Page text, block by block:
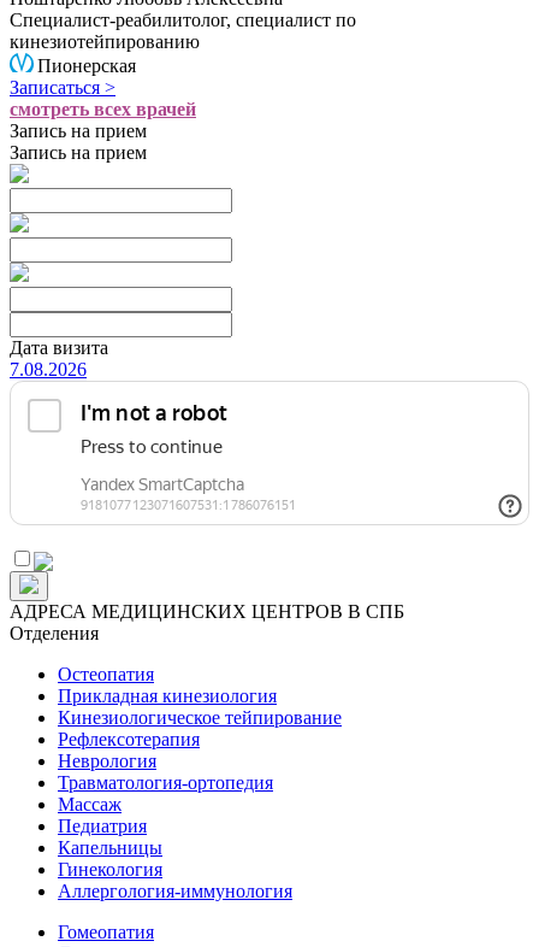
Специалист-реабилитолог, специалист по
кинезиотейпированию
Пионерская
Записаться >
смотреть всех врачей
Запись на прием
Запись на прием
Дата визита
7.08.2026
АДРЕСА МЕДИЦИНСКИХ ЦЕНТРОВ В СПБ
Отделения
Остеопатия
Прикладная кинезиология
Кинезиологическое тейпирование
Рефлексотерапия
Неврология
Травматология-ортопедия
Массаж
Педиатрия
Капельницы
Гинекология
Аллергология-иммунология
Гомеопатия